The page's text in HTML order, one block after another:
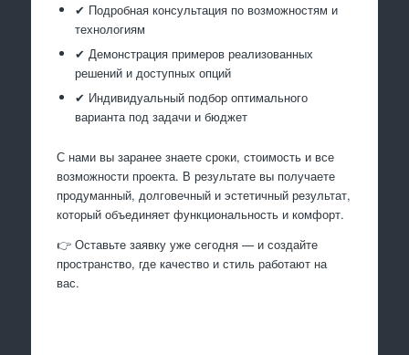
✔ Подробная консультация по возможностям и
технологиям
✔ Демонстрация примеров реализованных
решений и доступных опций
✔ Индивидуальный подбор оптимального
варианта под задачи и бюджет
С нами вы заранее знаете сроки, стоимость и все
возможности проекта. В результате вы получаете
продуманный, долговечный и эстетичный результат,
который объединяет функциональность и комфорт.
👉 Оставьте заявку уже сегодня — и создайте
пространство, где качество и стиль работают на
вас.